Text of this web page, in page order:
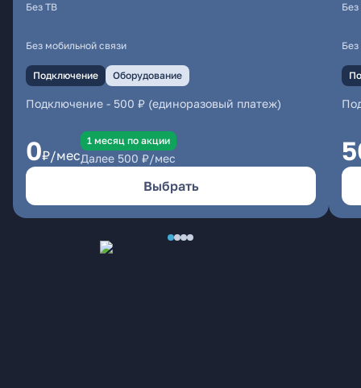
Без ТВ
Без мобильной связи
Подключение Оборудование
Подключение - 500 ₽ (единоразовый платеж)
0₽/мес
1 месяц по акции
Далее 500 ₽/мес
Выбрать